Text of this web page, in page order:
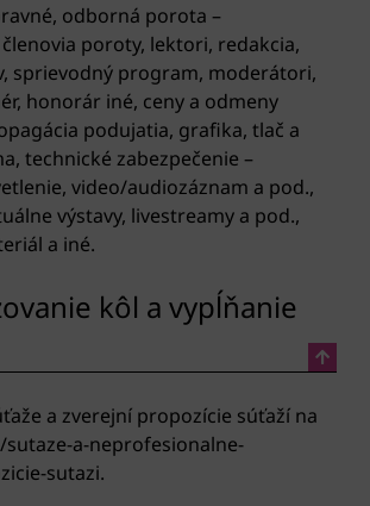
odborná porota –
poroty, lektori, redakcia,
sprievodný program, moderátori,
honorár iné, ceny a odmeny
podujatia, grafika, tlač a
technické zabezpečenie –
video/audiozáznam a pod.,
výstavy, livestreamy a pod.,
a iné.
kôl a vypĺňanie
a zverejní propozície súťaží na
a-neprofesionalne-
sutazi.